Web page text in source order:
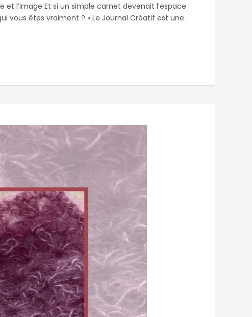
l’image Et si un simple carnet devenait l’espace
vous êtes vraiment ? « Le Journal Créatif est une